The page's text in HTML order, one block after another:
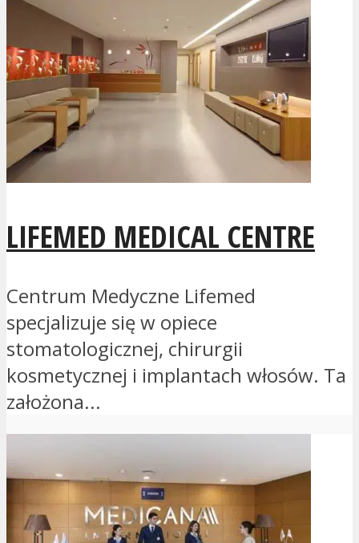
LIFEMED MEDICAL CENTRE
Centrum Medyczne Lifemed
specjalizuje się w opiece
stomatologicznej, chirurgii
kosmetycznej i implantach włosów. Ta
założona...